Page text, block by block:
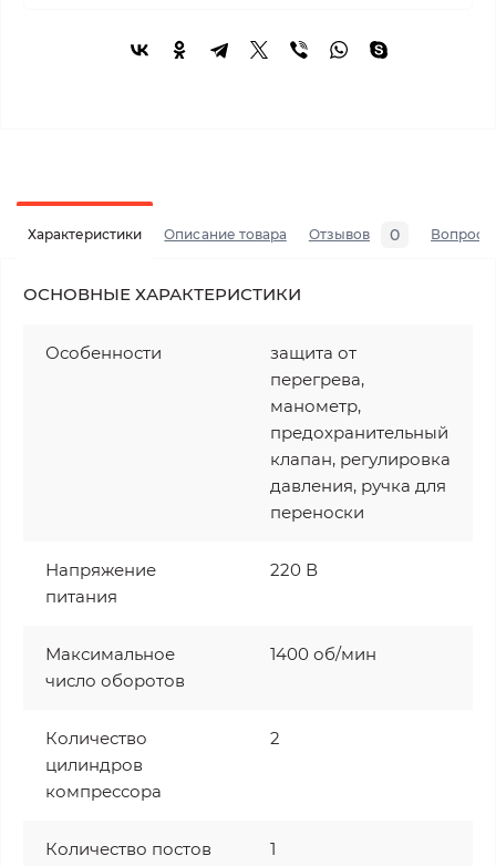
Характеристики Описание товара Отзывов 0 Вопросы
ОСНОВНЫЕ ХАРАКТЕРИСТИКИ
Особенности
защита от
перегрева,
манометр,
предохранительный
клапан, регулировка
давления, ручка для
переноски
Напряжение
питания
220 В
Максимальное
число оборотов
1400 об/мин
Количество
цилиндров
компрессора
2
Количество постов 1